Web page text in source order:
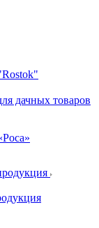
дачных товаров